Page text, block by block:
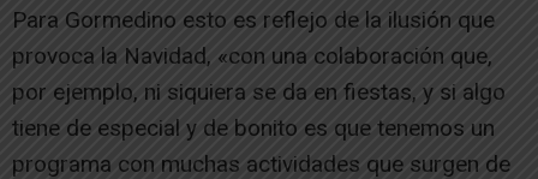
Para Gormedino esto es reflejo de la ilusión que
provoca la Navidad, «con una colaboración que,
por ejemplo, ni siquiera se da en fiestas, y si algo
tiene de especial y de bonito es que tenemos un
programa con muchas actividades que surgen de